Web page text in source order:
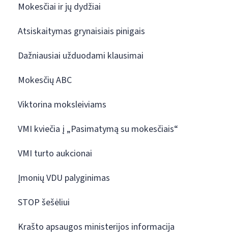
Mokesčiai ir jų dydžiai
Atsiskaitymas grynaisiais pinigais
Dažniausiai užduodami klausimai
Mokesčių ABC
Viktorina moksleiviams
VMI kviečia į „Pasimatymą su mokesčiais“
VMI turto aukcionai
Įmonių VDU palyginimas
STOP šešėliui
Krašto apsaugos ministerijos informacija